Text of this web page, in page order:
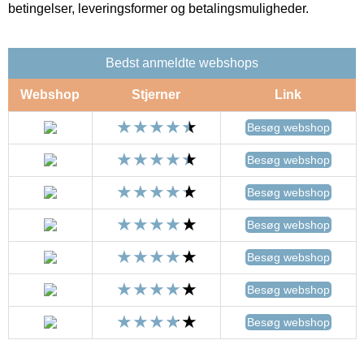
betingelser, leveringsformer og betalingsmuligheder.
Bedst anmeldte webshops
Webshop Stjerner Link
Besøg webshop
Besøg webshop
Besøg webshop
Besøg webshop
Besøg webshop
Besøg webshop
Besøg webshop